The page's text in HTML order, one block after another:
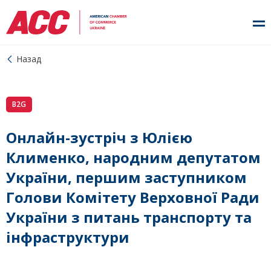
Назад
B2G
Онлайн-зустріч з Юлією
Клименко, народним депутатом
України, першим заступником
Голови Комітету Верховної Ради
України з питань транспорту та
інфраструктури